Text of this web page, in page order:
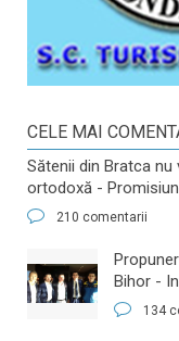
CELE MAI
Sătenii din Bratca
ortodoxă -
210 comentarii
Bihor -
134